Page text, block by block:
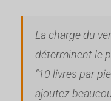
La charge du
déterminent le
“10 livres par
ajoutez